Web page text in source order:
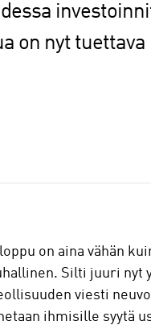
on nyt
on aina vähän
Silti juuri nyt
viesti
ihmisille syytä